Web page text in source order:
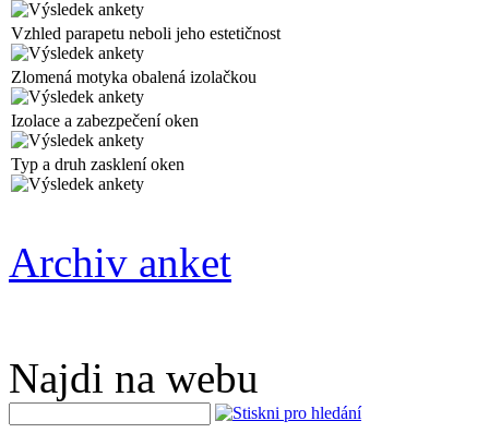
Vzhled parapetu neboli jeho estetičnost
Zlomená motyka obalená izolačkou
Izolace a zabezpečení oken
Typ a druh zasklení oken
Archiv anket
Najdi na webu